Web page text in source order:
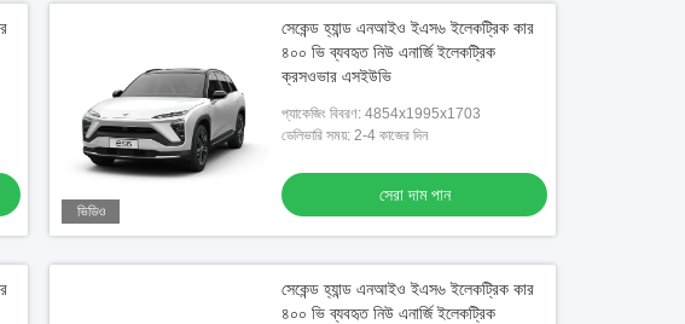
ভিডিও
সেকেন্ড হ্যান্ড এনআইও ইএস৬ ইলেকট্রিক কার
৪০০ ভি ব্যবহৃত নিউ এনার্জি ইলেকট্রিক
ক্রসওভার এসইউভি
প্যাকেজিং বিবরণ: 4854x1995x1703
ডেলিভারি সময়: 2-4 কাজের দিন
সেরা দাম পান
সেকেন্ড হ্যান্ড এনআইও ইএস৬ ইলেকট্রিক কার
৪০০ ভি ব্যবহৃত নিউ এনার্জি ইলেকট্রিক